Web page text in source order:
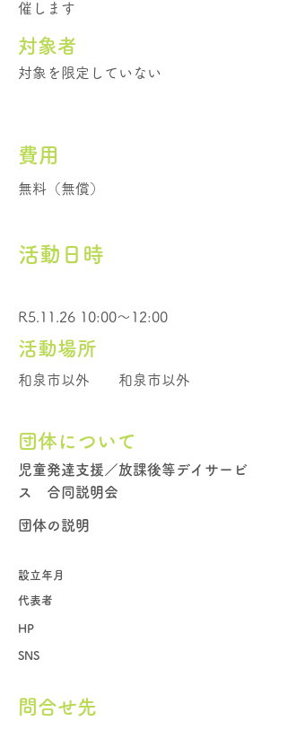
催します
​対象者
対象を限定していない
費用
無料（無償）
活動日時
R5.11.26 10:00～12:00
活動場所
和泉市以外 和泉市以外
団体について
児童発達支援／放課後等デイサービ
ス 合同説明会
団体の説明
設立年月
代表者
HP
SNS
問合せ先